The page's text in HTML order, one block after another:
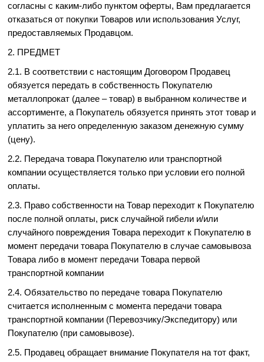
согласны с каким-либо пунктом оферты, Вам предлагается
отказаться от покупки Товаров или использования Услуг,
предоставляемых Продавцом.
2. ПРЕДМЕТ
2.1. В соответствии с настоящим Договором Продавец
обязуется передать в собственность Покупателю
металлопрокат (далее – товар) в выбранном количестве и
ассортименте, а Покупатель обязуется принять этот товар и
уплатить за него определенную заказом денежную сумму
(цену).
2.2. Передача товара Покупателю или транспортной
компании осуществляется только при условии его полной
оплаты.
2.3. Право собственности на Товар переходит к Покупателю
после полной оплаты, риск случайной гибели и/или
случайного повреждения Товара переходит к Покупателю в
момент передачи товара Покупателю в случае самовывоза
Товара либо в момент передачи Товара первой
транспортной компании
2.4. Обязательство по передаче товара Покупателю
считается исполненным с момента передачи товара
транспортной компании (Перевозчику/Экспедитору) или
Покупателю (при самовывозе).
2.5. Продавец обращает внимание Покупателя на тот факт,